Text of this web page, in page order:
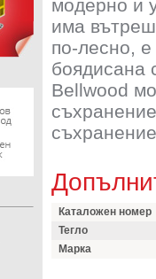
модерно и
има
по-лесно, е
боядисана
Bellwood
Каталожен номер
Тегло
Марка